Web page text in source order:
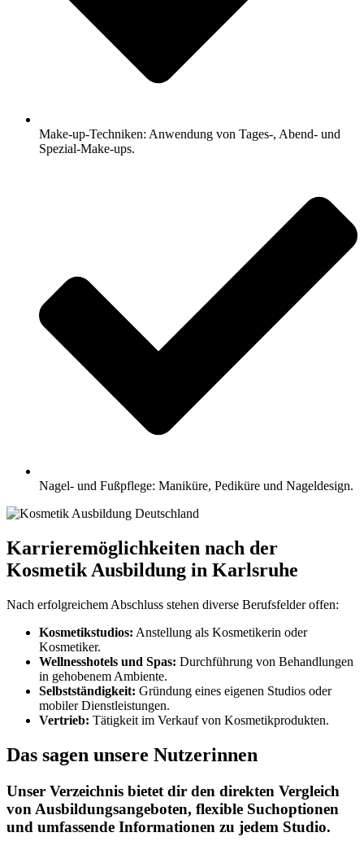
Make-up-Techniken: Anwendung von Tages-, Abend- und
Spezial-Make-ups.
Nagel- und Fußpflege: Maniküre, Pediküre und Nageldesign.
Karrieremöglichkeiten nach der
Kosmetik Ausbildung in Karlsruhe
Nach erfolgreichem Abschluss stehen diverse Berufsfelder offen:
Kosmetikstudios: Anstellung als Kosmetikerin oder
Kosmetiker.
Wellnesshotels und Spas: Durchführung von Behandlungen
in gehobenem Ambiente.
Selbstständigkeit: Gründung eines eigenen Studios oder
mobiler Dienstleistungen.
Vertrieb: Tätigkeit im Verkauf von Kosmetikprodukten.
Das sagen unsere Nutzerinnen
Unser Verzeichnis bietet dir den direkten Vergleich
von Ausbildungsangeboten, flexible Suchoptionen
und umfassende Informationen zu jedem Studio.